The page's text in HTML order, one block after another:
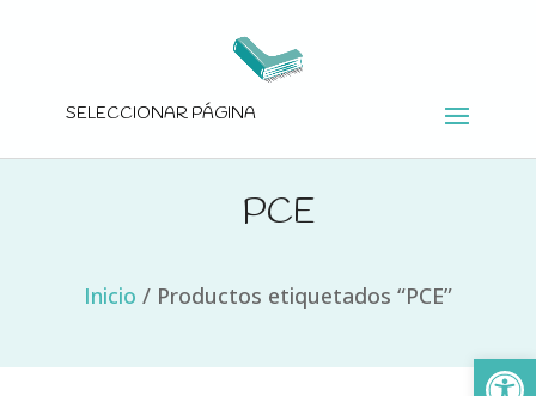
SELECCIONAR PÁGINA
PCE
Inicio / Productos etiquetados “PCE”